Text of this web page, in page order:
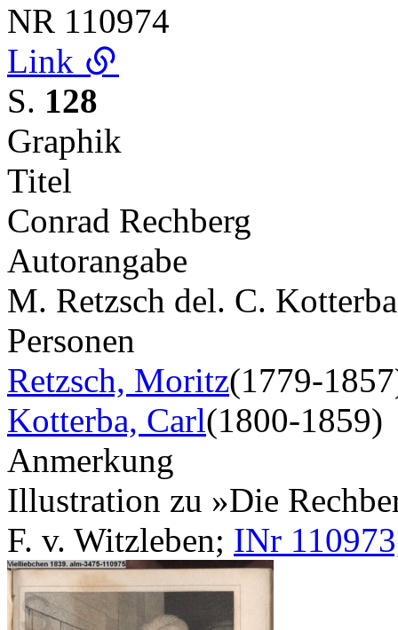
NR 110974
Link
S. 128
Graphik
Titel
Conrad Rechberg
Autorangabe
M. Retzsch del. C.
Personen
Retzsch, Moritz(1779-
Kotterba, Carl(1800-1859)
Anmerkung
Illustration zu »Die
F. v. Witzleben; INr